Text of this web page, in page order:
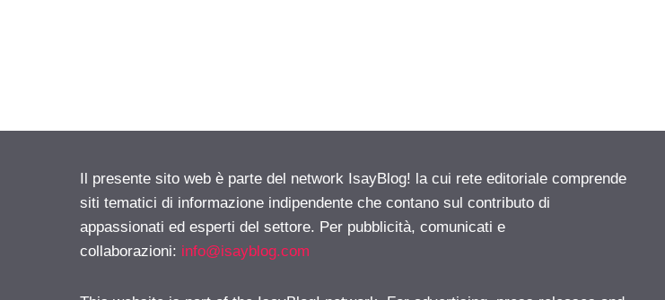
Il presente sito web è parte del network IsayBlog! la cui rete editoriale comprende
siti tematici di informazione indipendente che contano sul contributo di
appassionati ed esperti del settore. Per pubblicità, comunicati e
collaborazioni: info@isayblog.com